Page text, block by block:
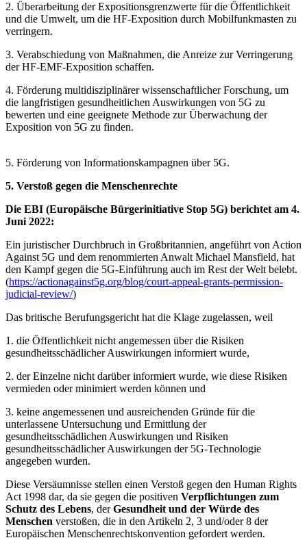
2. Überarbeitung der Expositionsgrenzwerte für die Öffentlichkeit
und die Umwelt, um die HF-Exposition durch Mobilfunkmasten zu
verringern.
3. Verabschiedung von Maßnahmen, die Anreize zur Verringerung
der HF-EMF-Exposition schaffen.
4. Förderung multidisziplinärer wissenschaftlicher Forschung, um
die langfristigen gesundheitlichen Auswirkungen von 5G zu
bewerten und eine geeignete Methode zur Überwachung der
Exposition von 5G zu finden.
5. Förderung von Informationskampagnen über 5G.
5. Verstoß gegen die Menschenrechte
Die EBI (Europäische Bürgerinitiative Stop 5G) berichtet am 4.
Juni 2022:
Ein juristischer Durchbruch in Großbritannien, angeführt von Action
Against 5G und dem renommierten Anwalt Michael Mansfield, hat
den Kampf gegen die 5G-Einführung auch im Rest der Welt belebt.
(https://actionagainst5g.org/blog/court-appeal-grants-permission-
judicial-review/)
Das britische Berufungsgericht hat die Klage zugelassen, weil
1. die Öffentlichkeit nicht angemessen über die Risiken
gesundheitsschädlicher Auswirkungen informiert wurde,
2. der Einzelne nicht darüber informiert wurde, wie diese Risiken
vermieden oder minimiert werden können und
3. keine angemessenen und ausreichenden Gründe für die
unterlassene Untersuchung und Ermittlung der
gesundheitsschädlichen Auswirkungen und Risiken
gesundheitsschädlicher Auswirkungen der 5G-Technologie
angegeben wurden.
Diese Versäumnisse stellen einen Verstoß gegen den Human Rights
Act 1998 dar, da sie gegen die positiven Verpflichtungen zum
Schutz des Lebens, derGesundheit und der Würde des
Menschen verstoßen, die in den Artikeln 2, 3 und/oder 8 der
Europäischen Menschenrechtskonvention gefordert werden.